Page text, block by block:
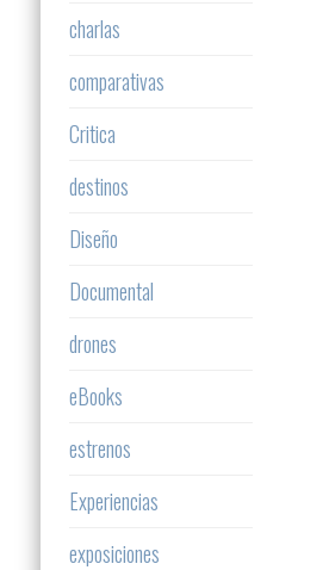
charlas
comparativas
Critica
destinos
Diseño
Documental
drones
eBooks
estrenos
Experiencias
exposiciones